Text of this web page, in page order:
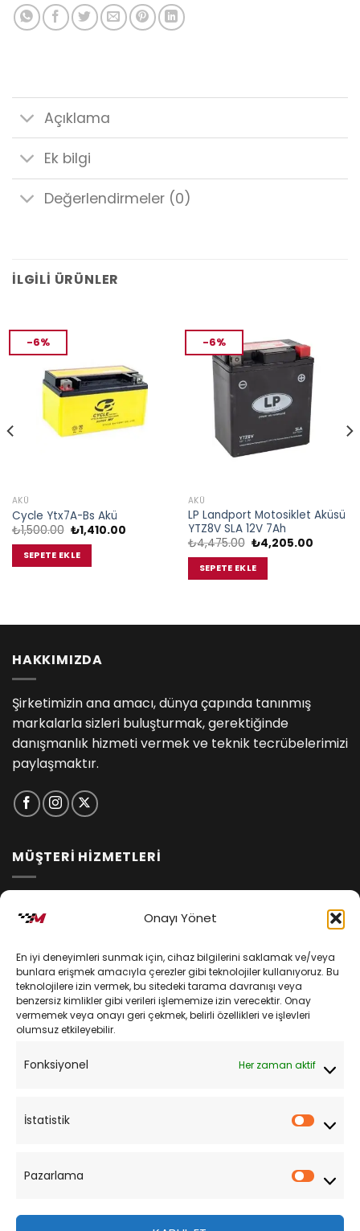
Onayı Yönet
En iyi deneyimleri sunmak için, cihaz bilgilerini saklamak ve/veya
bunlara erişmek amacıyla çerezler gibi teknolojiler kullanıyoruz. Bu
teknolojilere izin vermek, bu sitedeki tarama davranışı veya
benzersiz kimlikler gibi verileri işlememize izin verecektir. Onay
vermemek veya onayı geri çekmek, belirli özellikleri ve işlevleri
olumsuz etkileyebilir.
Fonksiyonel Her zaman aktif
İstatistik
Pazarlama
Açıklama
Ek bilgi
Değerlendirmeler (0)
İLGILI ÜRÜNLER
-6%
AKÜ
Cycle Ytx7A-Bs Akü
₺1,500.00 Orijinal
fiyat:
₺1,500.00.
₺1,410.00Şu
SEPETE EKLE
-6%
AKÜ
LP Landport Motosiklet Aküsü
YTZ8V SLA 12V 7Ah
₺4,475.00 Orijinal
fiyat:
₺4,475.00.
₺4,205.00Şu
SEPETE EKLE
HAKKIMIZDA
Şirketimizin ana amacı, dünya çapında tanınmış
markalarla sizleri buluşturmak, gerektiğinde
danışmanlık hizmeti vermek ve teknik tecrübelerimizi
paylaşmaktır.
MÜŞTERİ HİZMETLERİ
Kişisel Verilerin Korunması
Mesafeli Satış Sözleşmesi
Sipariş Takibi